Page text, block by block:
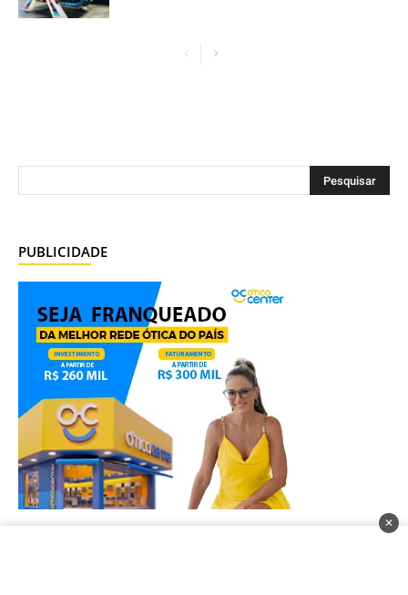
PUBLICIDADE
✕